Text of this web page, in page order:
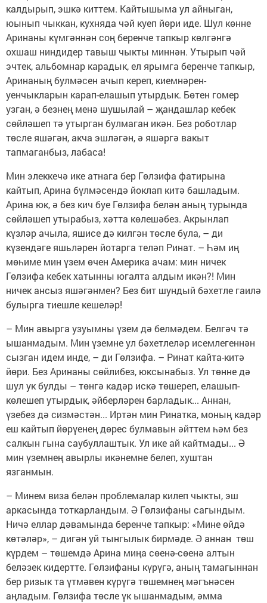
калдырып, эшкә киттем. Кайтышыма ул айныган,
юынып чыккан, кухняда чәй куеп йөри иде. Шул көнне
Аринаны күмгәннән соң беренче тапкыр көлгәнгә
охшаш ниндидер тавыш чыкты миннән. Утырып чәй
эчтек, альбомнар карадык, ел ярымга беренче тапкыр,
Аринаның булмәсен ачып кереп, киемнәрен-
уенчыкларын карап-елашып утырдык. Бөтен гомер
узган, ә безнең менә шушылай – җандашлар кебек
сөйләшеп тә утырган булмаган икән. Без роботлар
төсле яшәгән, акча эшләгән, ә яшәргә вакыт
тапмаганбыз, лабаса!
Мин элеккечә ике атнага бер Гөлзифа фатирына
кайтып, Арина бүлмәсендә йоклап китә башладым.
Арина юк, ә без кич буе Гөлзифа белән аның турында
сөйләшеп утырабыз, хәтта көлешәбез. Акрынлап
күзләр ачыла, яшисе дә килгән төсле була, – ди
күзендәге яшьләрен йотарга теләп Ринат. – Һәм иң
мөһиме мин үзем өчен Америка ачам: мин ничек
Гөлзифа кебек хатынны югалта алдым икән?! Мин
ничек ансыз яшәгәнмен? Без бит шундый бәхетле гаилә
булырга тиешле кешеләр!
– Мин авырга узуымны үзем дә белмәдем. Белгәч тә
ышанмадым. Мин үземне ул бәхетлеләр исемлегеннән
сызган идем инде, – ди Гөлзифа. – Ринат кайта-китә
йөри. Без Аринаны сөйлибез, юксынабыз. Ул төнне дә
шул ук булды – төнгә кадәр искә төшереп, елашып-
көлешеп утырдык, әйберләрен барладык... Аннан,
үзебез дә сизмәстән... Иртән мин Ринатка, моның кадәр
еш кайтып йөрүенең дөрес булмавын әйттем һәм без
салкын гына саубуллаштык. Ул ике ай кайтмады... Ә
мин үземнең авырлы икәнемне белеп, хуштан
язганмын.
– Минем виза белән проблемалар килеп чыкты, эш
аркасында тоткарландым. Ә Гөлзифаны сагындым.
Ничә еллар дәвамында беренче тапкыр: «Мине өйдә
көтәләр», – дигән уй тынгылык бирмәде. Ә аннан төш
күрдем – төшемдә Арина миңа сөенә-сөенә алтын
беләзек кидертте. Гөлзифаны күрүгә, аның тамагыннан
бер ризык та үтмәвен күрүгә төшемнең мәгънәсен
аңладым. Гөлзифа төсле үк ышанмадым, әмма